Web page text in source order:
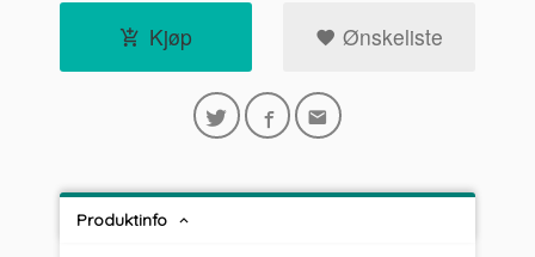
Kjøp Ønskeliste
Produktinfo